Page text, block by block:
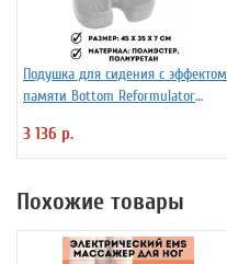
Подушка для сидения с эффектом
памяти Bottom Reformulator
3 136 р.
Похожие товары